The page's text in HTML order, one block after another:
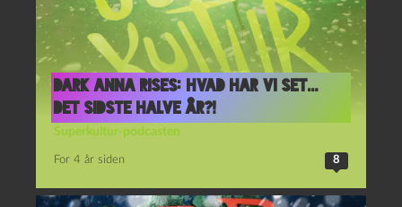
Dark Anna Rises: Hvad har vi set…
det sidste halve år?!
Superkultur-podcasten
For 4 år siden 8